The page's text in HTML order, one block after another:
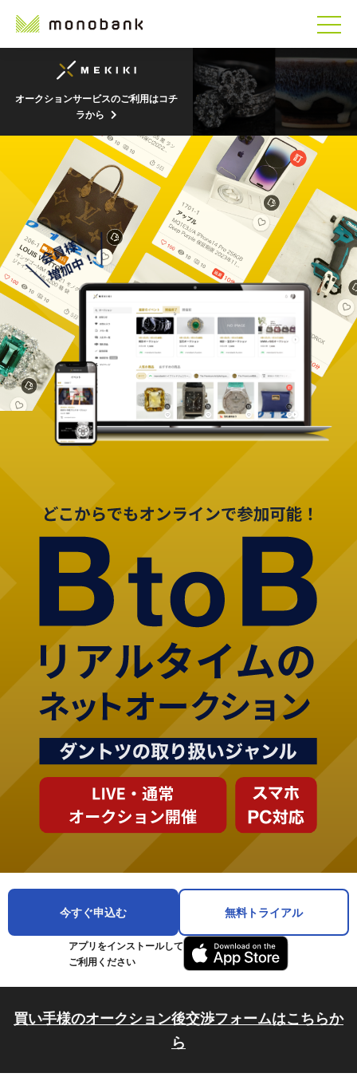
オークションサービスのご利用はコチ
ラから
今すぐ申込む 無料トライアル
アプリをインストールして
ご利用ください
買い手様のオークション後交渉フォームはこちらか
ら